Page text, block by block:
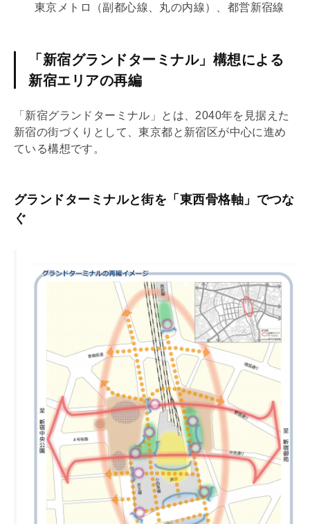
東京メトロ（副都心線、丸の内線）、都営新宿線
「新宿グランドターミナル」構想による
新宿エリアの再編
「新宿グランドターミナル」とは、2040年を見据えた
新宿の街づくりとして、東京都と新宿区が中心に進め
ている構想です。
グランドターミナルと街を「東西骨格軸」でつな
ぐ